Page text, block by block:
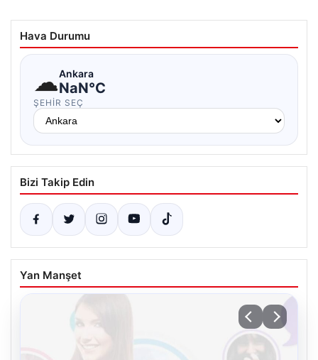
Hava Durumu
☁Ankara
NaN°C
ŞEHIR SEÇ
Bizi Takip Edin
Yan Manşet